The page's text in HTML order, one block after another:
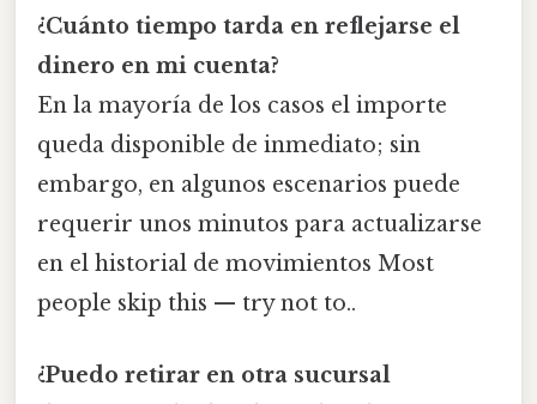
¿Cuánto tiempo tarda en reflejarse el
dinero en mi cuenta?
En la mayoría de los casos el importe
queda disponible de inmediato; sin
embargo, en algunos escenarios puede
requerir unos minutos para actualizarse
en el historial de movimientos Most
people skip this — try not to..
¿Puedo retirar en otra sucursal